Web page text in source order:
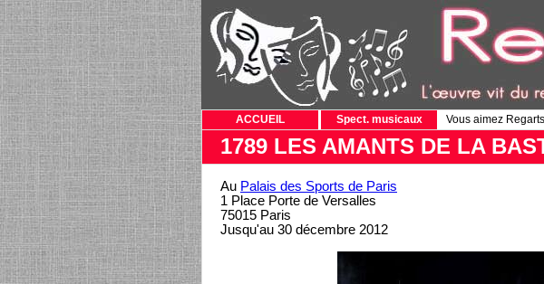
ACCUEIL Spect. musicaux Vous aimez
1789 LES AMANTS DE LA
Au Palais des Sports de Paris
1 Place Porte de Versalles
75015 Paris
Jusqu'au 30 décembre 2012